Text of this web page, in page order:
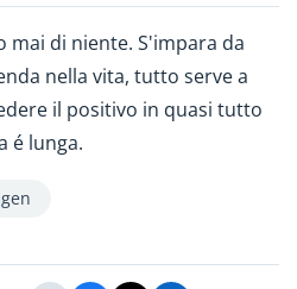
mai di niente. S'impara da
nella vita, tutto serve a
il positivo in quasi tutto
é lunga.